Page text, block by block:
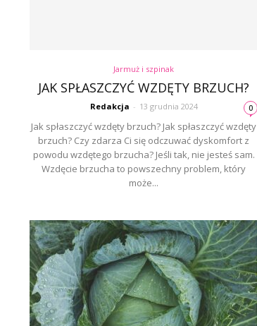
Jarmuż i szpinak
JAK SPŁASZCZYĆ WZDĘTY BRZUCH?
Redakcja - 13 grudnia 2024 0
Jak spłaszczyć wzdęty brzuch? Jak spłaszczyć wzdęty
brzuch? Czy zdarza Ci się odczuwać dyskomfort z
powodu wzdętego brzucha? Jeśli tak, nie jesteś sam.
Wzdęcie brzucha to powszechny problem, który
może...